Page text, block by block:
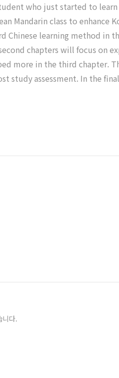
who just started to
class to enhance
Chinese learning method in
chapters will focus on
more in the third chapter.
study assessment. In the
니다.